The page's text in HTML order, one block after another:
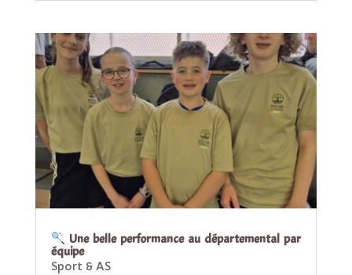
Une belle performance au départemental par
équipe
Sport & AS